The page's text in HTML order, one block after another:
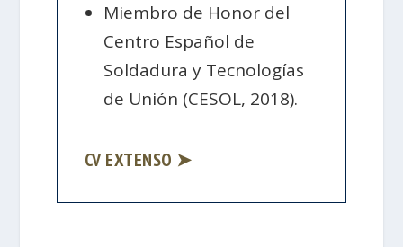
Miembro de Honor del
Centro Español de
Soldadura y Tecnologías
de Unión (CESOL, 2018).
CV EXTENSO ➤